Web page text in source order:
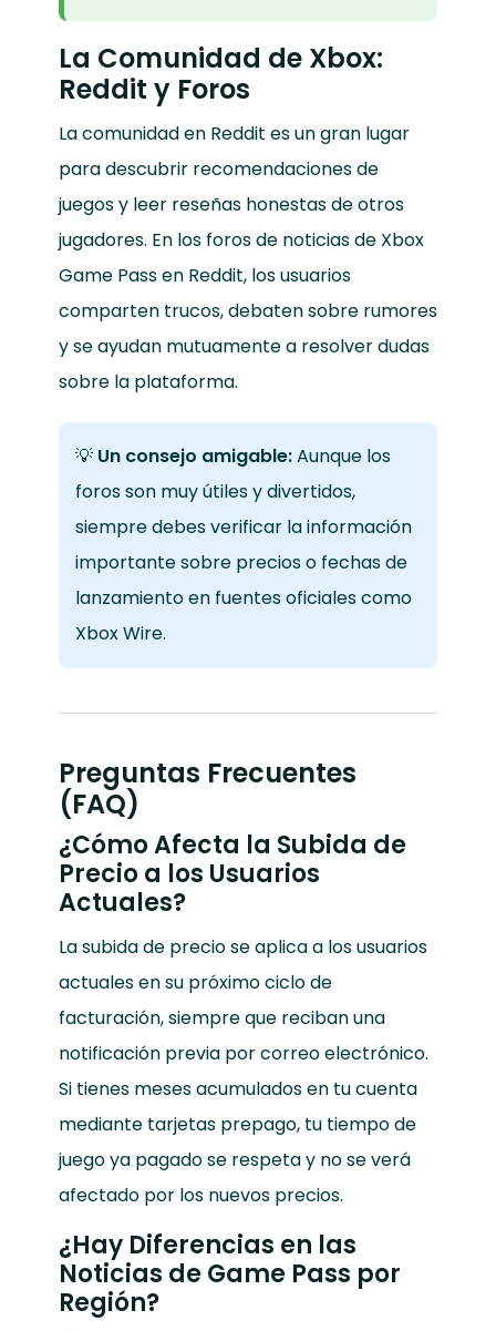
La Comunidad de Xbox:
Reddit y Foros
La comunidad en Reddit es un gran lugar
para descubrir recomendaciones de
juegos y leer reseñas honestas de otros
jugadores. En los foros de noticias de Xbox
Game Pass en Reddit, los usuarios
comparten trucos, debaten sobre rumores
y se ayudan mutuamente a resolver dudas
sobre la plataforma.
💡 Un consejo amigable:Aunque los
foros son muy útiles y divertidos,
siempre debes verificar la información
importante sobre precios o fechas de
lanzamiento en fuentes oficiales como
Xbox Wire.
Preguntas Frecuentes
(FAQ)
¿Cómo Afecta la Subida de
Precio a los Usuarios
Actuales?
La subida de precio se aplica a los usuarios
actuales en su próximo ciclo de
facturación, siempre que reciban una
notificación previa por correo electrónico.
Si tienes meses acumulados en tu cuenta
mediante tarjetas prepago, tu tiempo de
juego ya pagado se respeta y no se verá
afectado por los nuevos precios.
¿Hay Diferencias en las
Noticias de Game Pass por
Región?